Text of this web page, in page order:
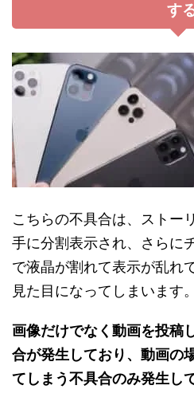
す
こちらの不具合は、ストー
手に分割表示され、さらに
で液晶が割れて表示が乱れ
見た目になってしまいます。
画像だけでなく動画を投稿
合が発生しており、 動画の
てしまう不具合のみ発生し